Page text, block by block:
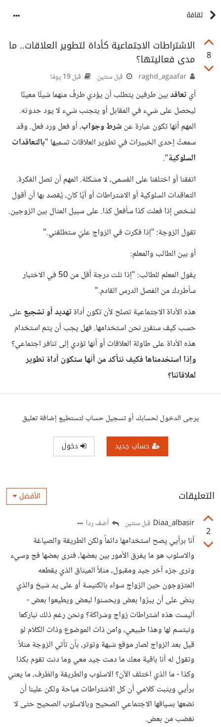
ثقافة
8
الاشتراطات الاجتماعية كأداة لتطوير العلاقات.. ما
مدى فعاليتها؟
قبل سنتين قبل 19 يومًا
أيتعاقدبين طرفين يتطلب أن يؤدي طرفٌ منهما شيئًا معينًا
ليحصل على شيء في المقابل أو يتجنب شيء لا يود حدوثه.
المهم أنها تكون عبارة عن شرط وجواب، أو فعل ورد فعل. وقد
سمعتُ إحدى الخبيرات في تطوير العلاقات تسميها "بالتعاقدات
السلوكية".
اتفقنا أو اختلفنا على المُسمى، لا مشكلة. المهم أن تصل الفكرة.
التعاقدات السلوكية أو الاشتراطات أو أيًا كان، يُقصد بها أن أقول
لشخص إذا فعلت كذا سأفعل كذا. على سبيل المثال بين الزوجين.
تقول الزوجة: "إذا فكرت في الزواج عليّ ستطلقني."
أو بين الطالب والمعلم:
يقول المعلم للطالب: "إذا نلت درجة أقل من 50 في الاختبار
سأطردك من الفصل الدرس القادم."
هذه الأداة الاجتماعية تصلح لأن تكون أداةتهديد أو تشجيع على
حسب كيف سنقرر نحن استخدامها. فهل يجب أن يتم استخدام
هذه الأداة على طاولة العلاقات أو أنها تؤدي إلى تنافر اجتماعي؟
وإذا استخدمناها فكيف نتأكد من أنها ستكون أداة تطوير
لعلاقاتنا؟
يرجى الدخول لحسابك أو تسجيل حساب لتستطيع إضافة تعليق
حساب جديد دخول
التعليقات الأفضل
2
Diaa_albasir قبل سنتين أضف ردا
أنا برأيي يصح استخدامها دائماً ولكن الطريقة والصياغة
والاسلوب هو ما يفرق الأمور بين بعضها، فنرى بعضها فج وسيء
ونرى جزء آخر جيد ومقبول، مثلاً الميثاق الذي يقطعه
المتزوجون حين الزواج سواء بالكنيسة أو على يد شيخ والذي
ينصّ على أن يبرّوا بعض ويحسنوا لبعض ويطيعوا بعض -
أليست هذه اشتراطات زواج وشراكة؟ ونحن رغم ذلك نباركعا
ونبتسم لها وهذا طبيعي، وامن ذات الموضوع وذات الكلام لو
قيل بعد الزواج لصار موقع شبهة وتوتر، بأن تأتي الزوجة مثلاً
وتقول له أنا باقية معك ما دمت جيد معي وما دنت تقوم بكذا
وكذا - ما الذي اختلف الآن؟ الاسلوب والطريقة والظرف، ما يعني
برأيي ويثبت كلامي أن كل الاشتراطات مباحة ولكن علينا أن
نضعها بسياقها الاجتماعي الصحيح وبالاسلوب الصحيح حتى لا
نغضب من بعض.